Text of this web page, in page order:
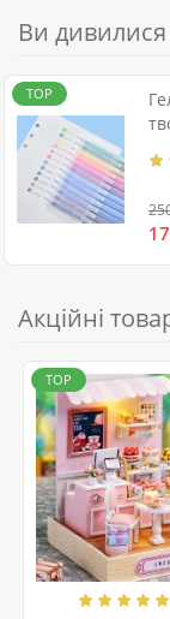
Ви дивилися
TOP
Акційні
TOP